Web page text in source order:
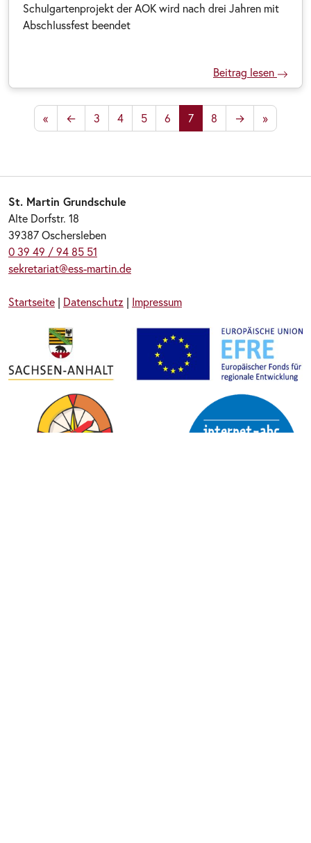
Schulgartenprojekt der AOK wird nach drei Jahren mit
Abschlussfest beendet
Beitrag lesen
« ← 3 4 5 6 7 8 → »
St. Martin Grundschule
Alte Dorfstr. 18
39387 Oschersleben
0 39 49 / 94 85 51
sekretariat@ess-martin.de
Startseite | Datenschutz | Impressum